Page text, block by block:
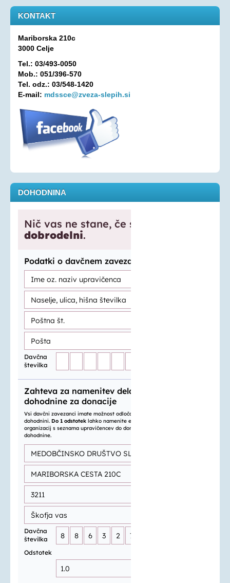
KONTAKT
Mariborska 210c
3000 Celje
Tel.: 03/493-0050
Mob.: 051/396-570
Tel. odz.: 03/548-1420
E-mail: mdssce@zveza-slepih.si
DOHODNINA